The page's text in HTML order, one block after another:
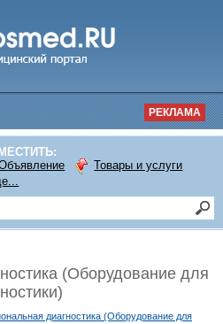
РЕКЛАМА
Товары и услуги
(Оборудование для
диагностика (Оборудование для